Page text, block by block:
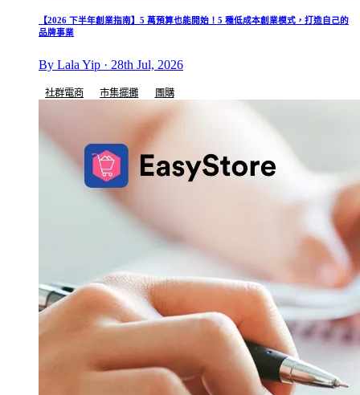
【2026 下半年創業指南】5 萬預算也能開始！5 種低成本創業模式，打造自己的
品牌事業
By Lala Yip · 28th Jul, 2026
社群電商 市集擺攤 團購